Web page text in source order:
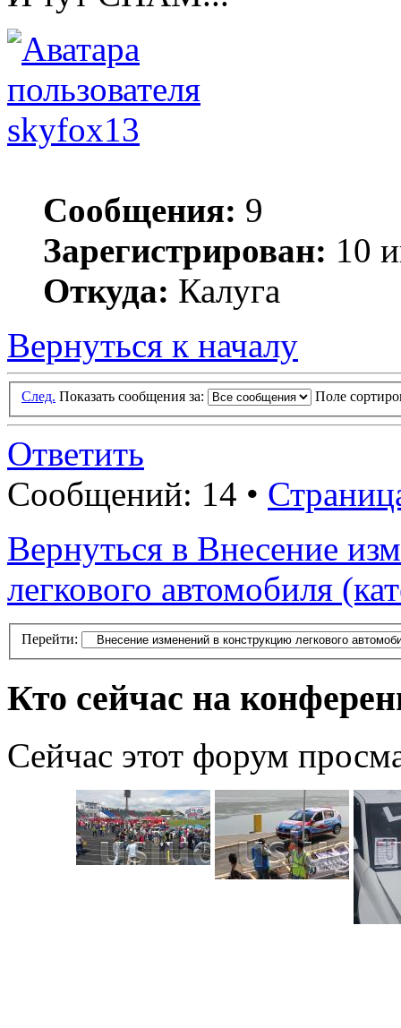
skyfox13
Сообщения: 9
Зарегистрирован: 10
Откуда: Калуга
Вернуться к началу
След. Показать сообщения за: Поле
Ответить
Сообщений: 14 •
Вернуться в Внесение
легкового автомобиля
Перейти:
Кто сейчас на
Сейчас этот форум